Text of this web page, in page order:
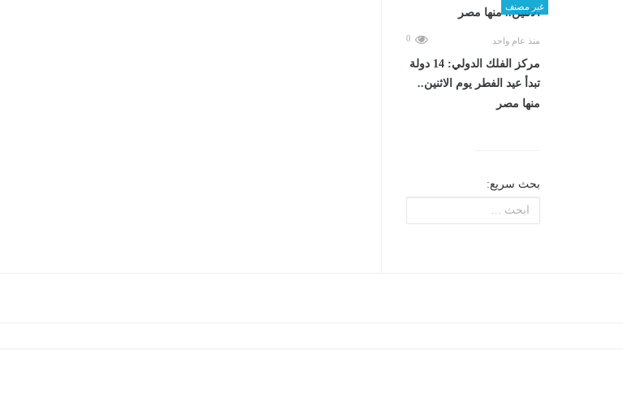
غير مصنف
منذ عام واحد 0
مركز الفلك الدولي: 14 دولة
تبدأ عيد الفطر يوم الاثنين..
منها مصر
بحث سريع: